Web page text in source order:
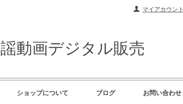
マイアカウント
動画デジタル販売
ショップについて ブログ お問い合わせ